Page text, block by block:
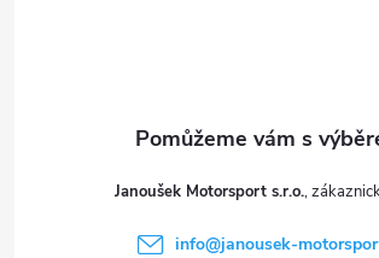
Janoušek Motorsport s.r.o.
info@janousek-